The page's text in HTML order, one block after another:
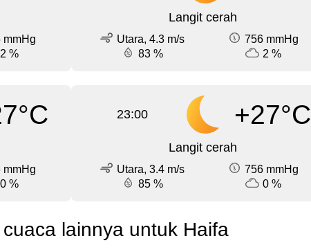
mmHg
2 %
Langit cerah
Utara, 4.3 m/s
756 mmHg
83 %
2 %
mmHg
0 %
23:00 +27°C
Langit cerah
Utara, 3.4 m/s
756 mmHg
85 %
0 %
lainnya untuk Haifa